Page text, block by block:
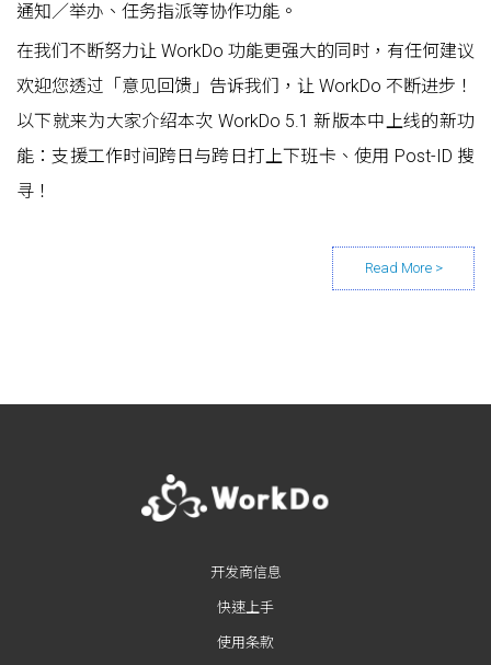
通知／举办、任务指派等协作功能。
在我们不断努力让 WorkDo 功能更强大的同时，有任何建议
欢迎您透过「意见回馈」告诉我们，让 WorkDo 不断进步！
以下就来为大家介绍本次 WorkDo 5.1 新版本中上线的新功
能：支援工作时间跨日与跨日打上下班卡、使用 Post-ID 搜
寻！
Posts navigation
开发商信息
快速上手
使用条款